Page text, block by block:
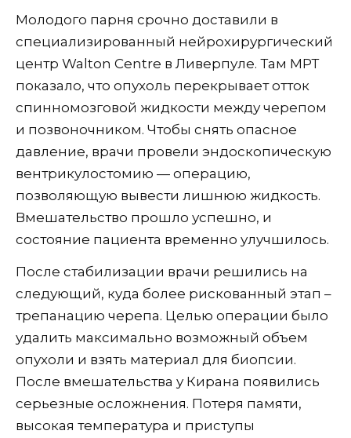
Молодого парня срочно доставили в
специализированный нейрохирургический
центр Walton Centre в Ливерпуле. Там МРТ
показало, что опухоль перекрывает отток
спинномозговой жидкости между черепом
и позвоночником. Чтобы снять опасное
давление, врачи провели эндоскопическую
вентрикулостомию — операцию,
позволяющую вывести лишнюю жидкость.
Вмешательство прошло успешно, и
состояние пациента временно улучшилось.
После стабилизации врачи решились на
следующий, куда более рискованный этап –
трепанацию черепа. Целью операции было
удалить максимально возможный объем
опухоли и взять материал для биопсии.
После вмешательства у Кирана появились
серьезные осложнения. Потеря памяти,
высокая температура и приступы